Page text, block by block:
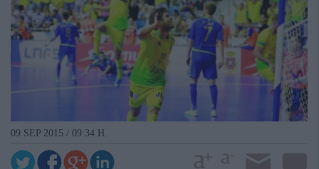
09 SEP 2015 / 09:34 H.